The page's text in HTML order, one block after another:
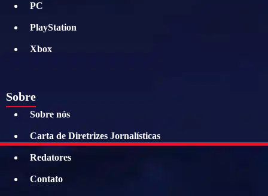
PC
PlayStation
Xbox
Sobre
Sobre nós
Carta de Diretrizes Jornalísticas
Redatores
Contato